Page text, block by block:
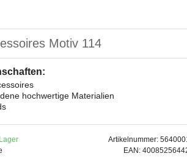
Motiv 114
hochwertige Materialien
Artikelnummer:
EAN: